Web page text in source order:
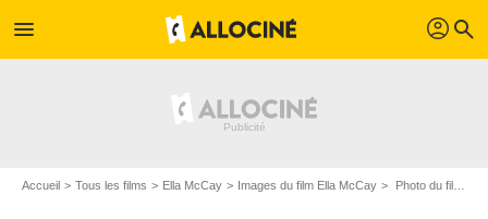
menu profil search
Accueil Tous les films Ella McCay Images du film Ella McCay Photo du film Ella McCay - Photo 5